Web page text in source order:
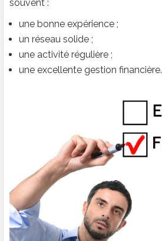
souvent :
une bonne expérience ;
un réseau solide ;
une activité régulière ;
une excellente gestion financière.